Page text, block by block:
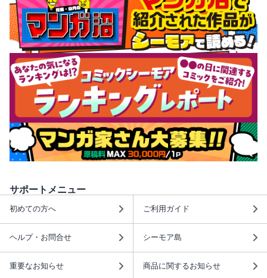
サポートメニュー
初めての方へ ご利用ガイド
ヘルプ・お問合せ シーモア島
重要なお知らせ 商品に関するお知らせ